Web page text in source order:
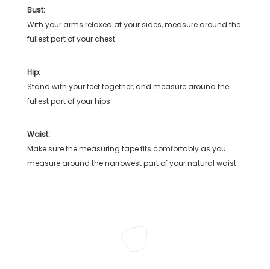
Bust:
With your arms relaxed at your sides, measure around the
fullest part of your chest.
Hip:
Stand with your feet together, and measure around the
fullest part of your hips.
Waist:
Make sure the measuring tape fits comfortably as you
measure around the narrowest part of your natural waist.